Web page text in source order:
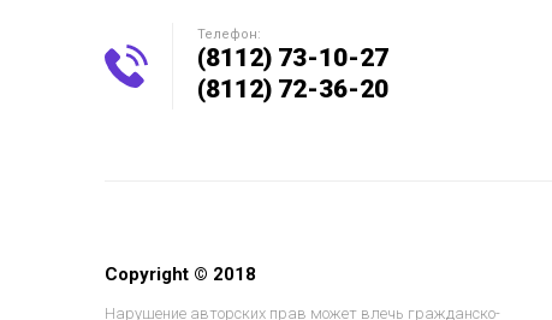
Телефон:
(8112) 73-10-27
(8112) 72-36-20
Copyright © 2018
Нарушение авторских прав может влечь гражданско-